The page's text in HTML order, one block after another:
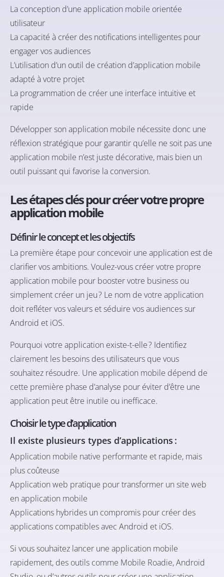
La conception d’une application mobile orientée
utilisateur
La capacité à créer des notifications intelligentes pour
engager vos audiences
L’utilisation d’un outil de création d’application mobile
adapté à votre projet
La programmation de créer une interface intuitive et
rapide
Développer son application mobile nécessite donc une
réflexion stratégique pour garantir qu’elle ne soit pas une
application mobile n’est juste décorative, mais bien un
outil puissant qui favorise la conversion.
Les étapes clés pour créer votre propre
application mobile
Définir le concept et les objectifs
La première étape pour concevoir une application est de
clarifier vos ambitions. Voulez-vous créer votre propre
application mobile pour booster votre business ou
simplement créer un jeu ? Le nom de votre application
doit refléter vos valeurs et séduire vos audiences sur
Android et iOS.
Pourquoi votre application existe-t-elle ? Identifiez
clairement les besoins des utilisateurs que vous
souhaitez résoudre. Une application mobile dépend de
cette première phase d’analyse pour éviter d’être une
application peut être inutile ou inefficace.
Choisir le type d’application
Il existe plusieurs types d’applications :
Application mobile native performante et rapide, mais
plus coûteuse
Application web pratique pour transformer un site web
en application mobile
Applications hybrides un compromis pour créer des
applications compatibles avec Android et iOS.
Si vous souhaitez lancer une application mobile
rapidement, des outils comme Mobile Roadie, Android